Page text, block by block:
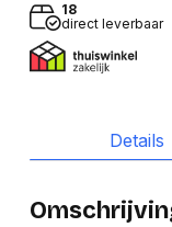
18
direct leverbaar
Details